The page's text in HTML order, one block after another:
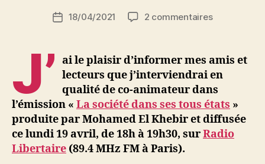
Auteur
de
N
ji
Date18/04/2021 2 commentairessur
l’émission
La
société
dans
tous
ses
J’ ai le plaisir d’informer mes amis et
lecteurs que j’interviendrai en
qualité de co-animateur dans
l’émission « La société dans ses tous états »
produite par Mohamed El Khebir et diffusée
ce lundi 19 avril, de 18h à 19h30, surRadio
Libertaire (89.4 MHz FM à Paris).